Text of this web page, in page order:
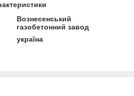
Вознесенський
газобетонний завод
україна